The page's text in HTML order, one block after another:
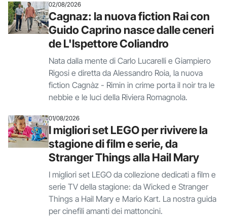
02/08/2026
Cagnaz: la nuova fiction Rai con
Guido Caprino nasce dalle ceneri
de L'Ispettore Coliandro
Nata dalla mente di Carlo Lucarelli e Giampiero
Rigosi e diretta da Alessandro Roia, la nuova
fiction Cagnàz - Rimin in crime porta il noir tra le
nebbie e le luci della Riviera Romagnola.
01/08/2026
I migliori set LEGO per rivivere la
stagione di film e serie, da
Stranger Things alla Hail Mary
I migliori set LEGO da collezione dedicati a film e
serie TV della stagione: da Wicked e Stranger
Things a Hail Mary e Mario Kart. La nostra guida
per cinefili amanti dei mattoncini.